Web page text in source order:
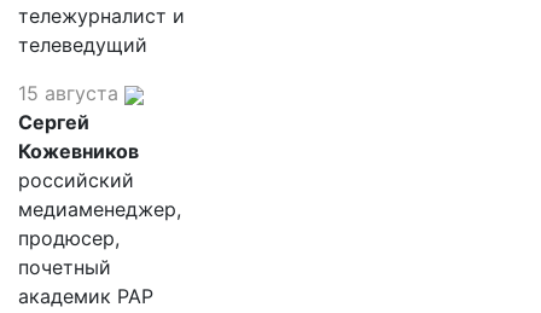
тележурналист и
телеведущий
15 августа
Сергей
Кожевников
российский
медиаменеджер,
продюсер,
почетный
академик РАР